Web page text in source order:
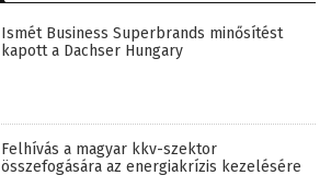
Ismét Business Superbrands minősítést
kapott a Dachser Hungary
Felhívás a magyar kkv-szektor
összefogására az energiakrízis kezelésére